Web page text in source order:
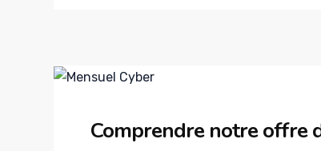
Comprendre notre offre